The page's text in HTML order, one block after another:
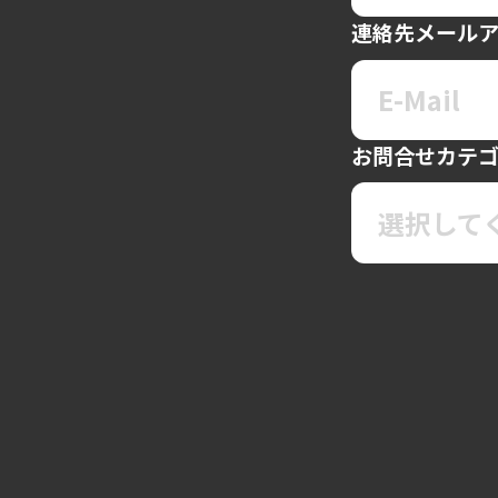
連絡先メール
お問合せカテ
選択して